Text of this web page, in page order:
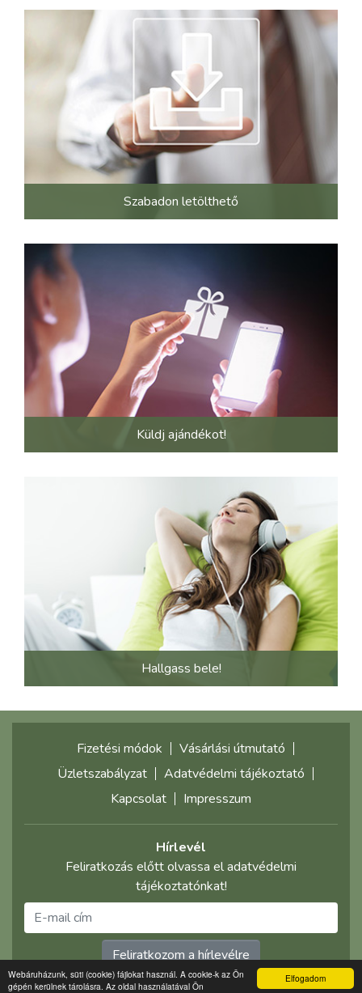
Elfogadom
Webáruházunk, süti (cookie) fájlokat használ. A cookie-k az Ön
gépén kerülnek tárolásra. Az oldal használatával Ön
Szabadon letölthető
Küldj ajándékot!
Hallgass bele!
Fizetési módok
Vásárlási útmutató
Üzletszabályzat
Adatvédelmi tájékoztató
Kapcsolat
Impresszum
Hírlevél
Feliratkozás előtt olvassa el adatvédelmi
tájékoztatónkat!
Feliratkozom a hírlevélre